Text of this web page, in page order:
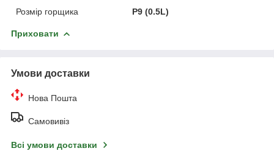
Розмір горщика
P9 (0.5L)
Приховати
Умови доставки
Нова Пошта
Самовивіз
Всі умови доставки